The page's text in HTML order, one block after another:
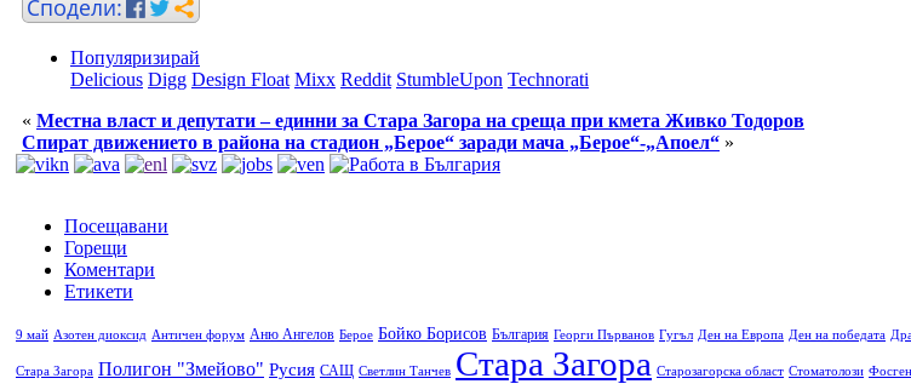
Популяризирай
Delicious Digg Design Float Mixx Reddit StumbleUpon Technorati
« Местна власт и депутати – единни за Стара Загора на среща при кмета Живко Тодоров
Спират движението в района на стадион „Берое“ заради мача „Берое“-„Апоел“ »
Посещавани
Горещи
Коментари
Етикети
9 май Азотен диоксид Античен форум Аню Ангелов Берое Бойко Борисов България Георги Първанов Гугъл Ден на Европа Ден на победата
Стара Загора Полигон "Змейово" Русия САЩ Светлин Танчев Стара Загора Старозагорска област Стоматолози Фосген